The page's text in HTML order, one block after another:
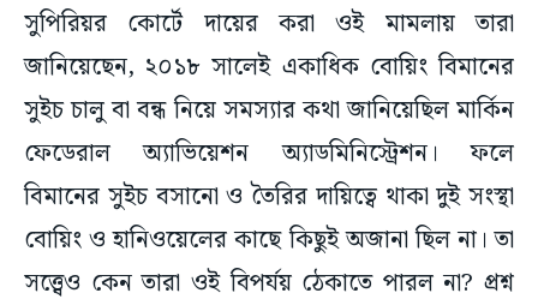
সুপিরিয়র কোর্টে দায়ের করা ওই মামলায় তারা
জানিয়েছেন, ২০১৮ সালেই একাধিক বোয়িং বিমানের
সুইচ চালু বা বন্ধ নিয়ে সমস্যার কথা জানিয়েছিল মার্কিন
ফেডেরাল অ্যাভিয়েশন অ্যাডমিনিস্ট্রেশন। ফলে
বিমানের সুইচ বসানো ও তৈরির দায়িত্বে থাকা দুই সংস্থা
বোয়িং ও হানিওয়েলের কাছে কিছুই অজানা ছিল না। তা
সত্ত্বেও কেন তারা ওই বিপর্যয় ঠেকাতে পারল না? প্রশ্ন